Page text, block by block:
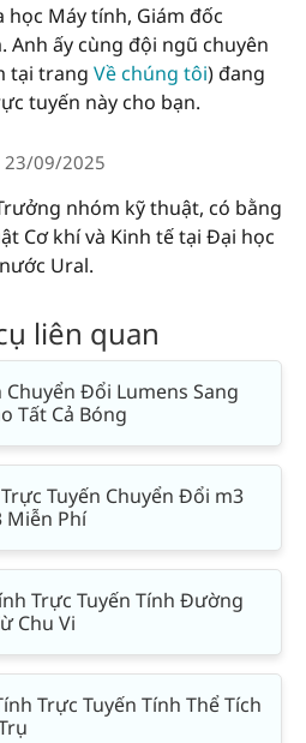
học Máy tính, Giám đốc
Anh ấy cùng đội ngũ chuyên
tại trang Về chúng tôi) đang
tuyến này cho bạn.
23/09/2025
nhóm kỹ thuật, có bằng
Cơ khí và Kinh tế tại Đại học
Ural.
liên quan
Chuyển Đổi Lumens Sang
Tất Cả Bóng
Tuyến Chuyển Đổi m3
Miễn Phí
Trực Tuyến Tính Đường
Chu Vi
Trực Tuyến Tính Thể Tích